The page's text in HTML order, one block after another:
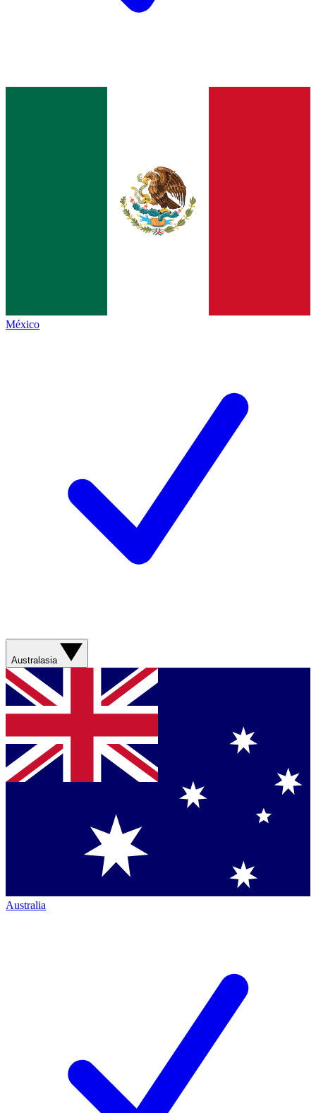
México
Australasia
Australia